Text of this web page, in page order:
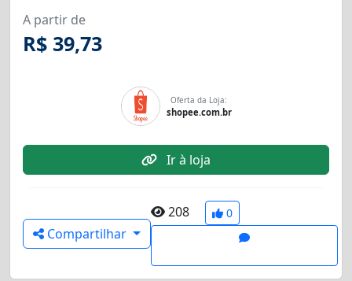
A partir de
R$ 39,73
Oferta da Loja:
shopee.com.br
Ir à loja
Compartilhar
208 0